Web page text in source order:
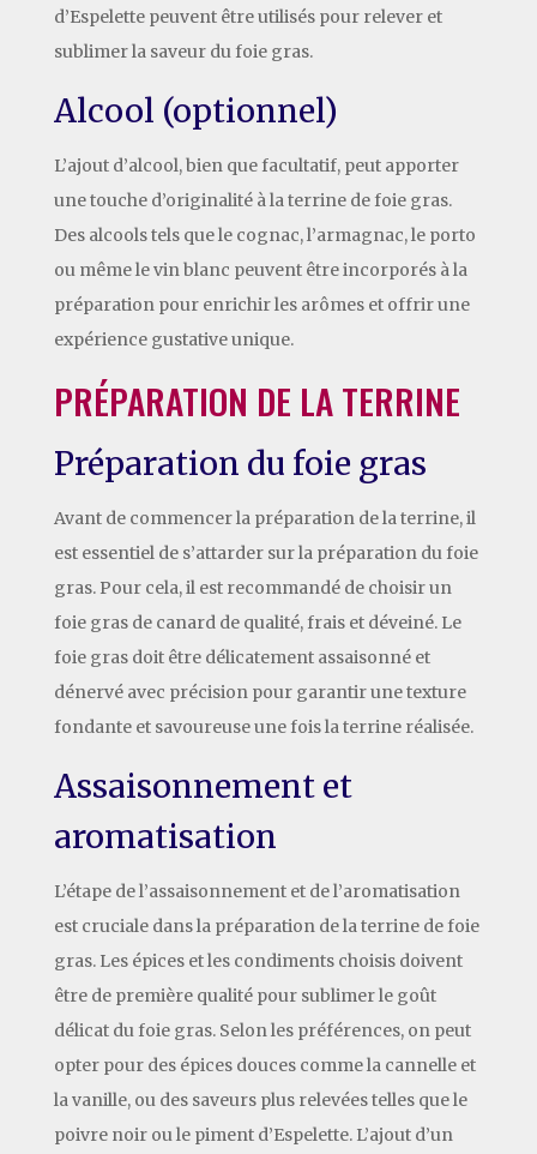
d’Espelette peuvent être utilisés pour relever et
sublimer la saveur du foie gras.
Alcool (optionnel)
L’ajout d’alcool, bien que facultatif, peut apporter
une touche d’originalité à la terrine de foie gras.
Des alcools tels que le cognac, l’armagnac, le porto
ou même le vin blanc peuvent être incorporés à la
préparation pour enrichir les arômes et offrir une
expérience gustative unique.
PRÉPARATION DE LA TERRINE
Préparation du foie gras
Avant de commencer la préparation de la terrine, il
est essentiel de s’attarder sur la préparation du foie
gras. Pour cela, il est recommandé de choisir un
foie gras de canard de qualité, frais et déveiné. Le
foie gras doit être délicatement assaisonné et
dénervé avec précision pour garantir une texture
fondante et savoureuse une fois la terrine réalisée.
Assaisonnement et
aromatisation
L’étape de l’assaisonnement et de l’aromatisation
est cruciale dans la préparation de la terrine de foie
gras. Les épices et les condiments choisis doivent
être de première qualité pour sublimer le goût
délicat du foie gras. Selon les préférences, on peut
opter pour des épices douces comme la cannelle et
la vanille, ou des saveurs plus relevées telles que le
poivre noir ou le piment d’Espelette. L’ajout d’un